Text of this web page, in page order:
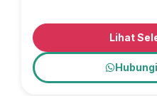
Lihat